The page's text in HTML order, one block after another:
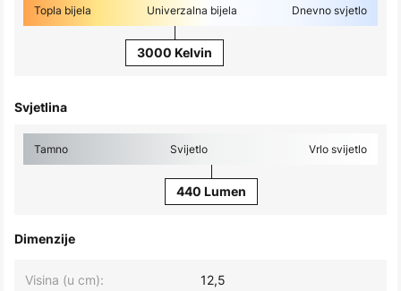
Topla bijela Univerzalna bijela Dnevno svjetlo
3000 Kelvin
Svjetlina
Tamno Svijetlo Vrlo svijetlo
440 Lumen
Dimenzije
Visina (u cm): 12,5